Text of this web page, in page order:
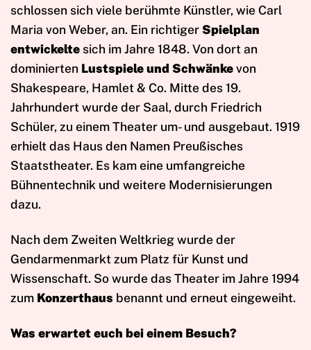
schlossen sich viele berühmte Künstler, wie Carl
Maria von Weber, an. Ein richtigerSpielplan
entwickelte sich im Jahre 1848. Von dort an
dominierten Lustspiele und Schwänkevon
Shakespeare, Hamlet & Co. Mitte des 19.
Jahrhundert wurde der Saal, durch Friedrich
Schüler, zu einem Theater um- und ausgebaut. 1919
erhielt das Haus den Namen Preußisches
Staatstheater. Es kam eine umfangreiche
Bühnentechnik und weitere Modernisierungen
dazu.
Nach dem Zweiten Weltkrieg wurde der
Gendarmenmarkt zum Platz für Kunst und
Wissenschaft. So wurde das Theater im Jahre 1994
zum Konzerthaus benannt und erneut eingeweiht.
Was erwartet euch bei einem Besuch?